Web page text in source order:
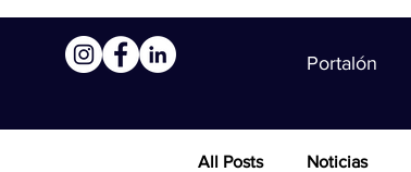
Portalón
All Posts Noticias